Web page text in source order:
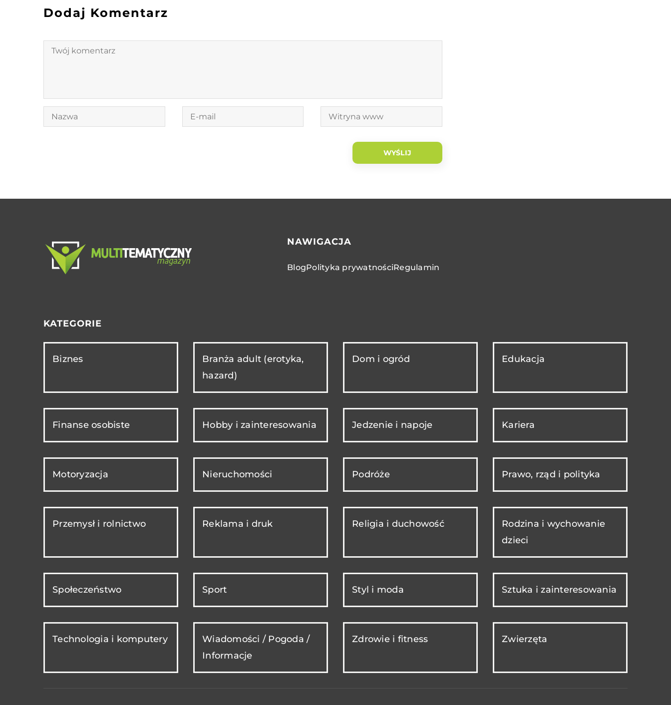
Dodaj Komentarz
NAWIGACJA
BlogPolityka prywatnościRegulamin
KATEGORIE
Biznes
Branża adult (erotyka,
hazard)
Dom i ogród Edukacja
Finanse osobiste Hobby i zainteresowania Jedzenie i napoje Kariera
Motoryzacja Nieruchomości Podróże Prawo, rząd i polityka
Przemysł i rolnictwo Reklama i druk Religia i duchowość
Rodzina i wychowanie
dzieci
Społeczeństwo Sport Styl i moda Sztuka i zainteresowania
Technologia i komputery
Wiadomości / Pogoda /
Informacje
Zdrowie i fitness Zwierzęta